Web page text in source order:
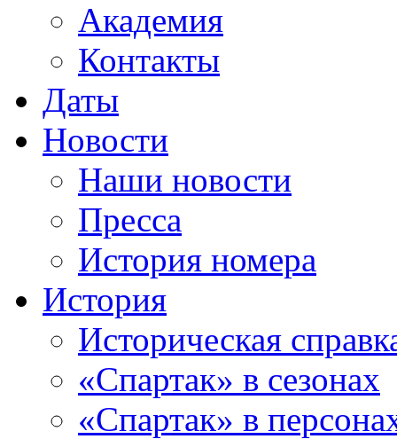
Академия
Контакты
Даты
Новости
Наши новости
Пресса
История номера
История
Историческая
«Спартак» в сезонах
«Спартак» в